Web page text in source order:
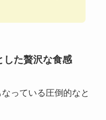
た贅沢な食感
っている圧倒的なと